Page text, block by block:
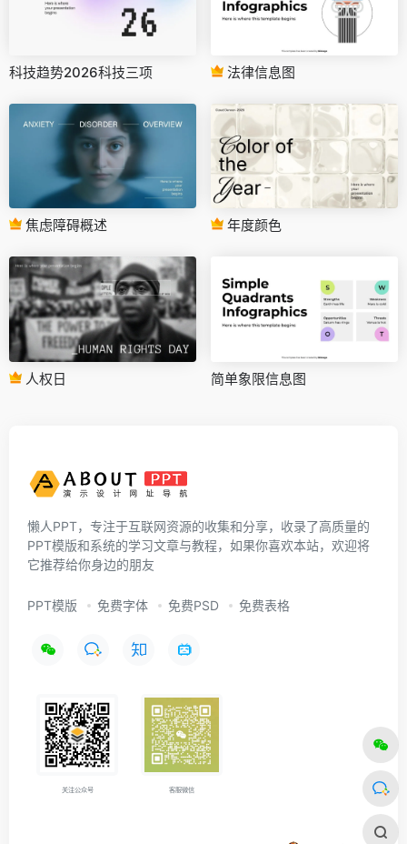
科技趋势2026科技三项 法律信息图
焦虑障碍概述 年度颜色
人权日 简单象限信息图
懒人PPT，专注于互联网资源的收集和分享，收录了高质量的
PPT模版和系统的学习文章与教程，如果你喜欢本站，欢迎将
它推荐给你身边的朋友
PPT模版 免费字体 免费PSD 免费表格
关注公众号 客服微信